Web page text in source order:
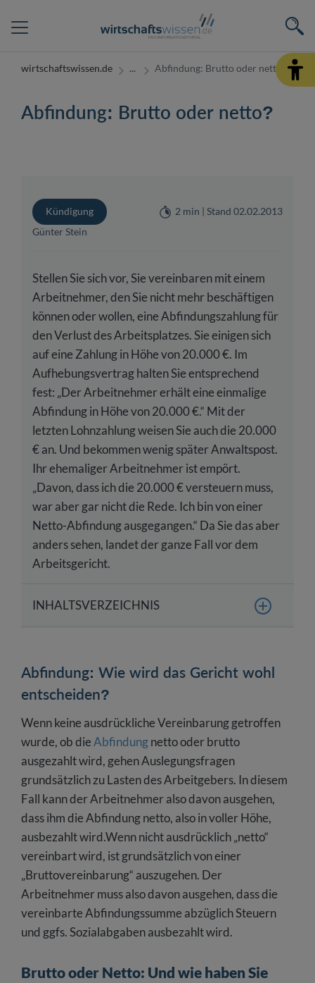
wirtschaftswissen.de Abfindung: Brutto oder netto?
Abfindung: Brutto oder netto?
Kündigung
2 min | Stand 02.02.2013
Günter Stein
Stellen Sie sich vor, Sie vereinbaren mit einem
Arbeitnehmer, den Sie nicht mehr beschäftigen
können oder wollen, eine Abfindungszahlung für
den Verlust des Arbeitsplatzes. Sie einigen sich
auf eine Zahlung in Höhe von 20.000 €. Im
Aufhebungsvertrag halten Sie entsprechend
fest: „Der Arbeitnehmer erhält eine einmalige
Abfindung in Höhe von 20.000 €.“ Mit der
letzten Lohnzahlung weisen Sie auch die 20.000
€ an. Und bekommen wenig später Anwaltspost.
Ihr ehemaliger Arbeitnehmer ist empört.
„Davon, dass ich die 20.000 € versteuern muss,
war aber gar nicht die Rede. Ich bin von einer
Netto-Abfindung ausgegangen.“ Da Sie das aber
anders sehen, landet der ganze Fall vor dem
Arbeitsgericht.
INHALTSVERZEICHNIS
Zahlung einer Abfindung ist nicht verpflichtend
Abfindung auf
Abfindung: Wie wird das Gericht wohl
entscheiden?
Wenn keine ausdrückliche Vereinbarung getroffen
wurde, ob dieAbfindungnetto oder brutto
ausgezahlt wird, gehen Auslegungsfragen
grundsätzlich zu Lasten des Arbeitgebers. In diesem
Fall kann der Arbeitnehmer also davon ausgehen,
dass ihm die Abfindung netto, also in voller Höhe,
ausbezahlt wird.Wenn nicht ausdrücklich „netto“
vereinbart wird, ist grundsätzlich von einer
„Bruttovereinbarung“ auszugehen. Der
Arbeitnehmer muss also davon ausgehen, dass die
vereinbarte Abfindungssumme abzüglich Steuern
und ggfs. Sozialabgaben ausbezahlt wird.
Brutto oder Netto: Und wie haben Sie